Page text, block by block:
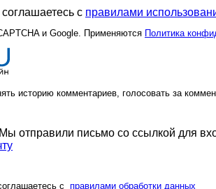
с правилами
и Google. Применяются Политика
историю комментариев, голосовать за
отправили письмо со ссылкой для
с правилами обработки данных